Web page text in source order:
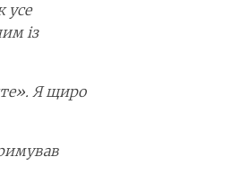
усе
із
Я щиро